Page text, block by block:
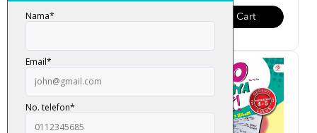
Add To Cart Add To Cart